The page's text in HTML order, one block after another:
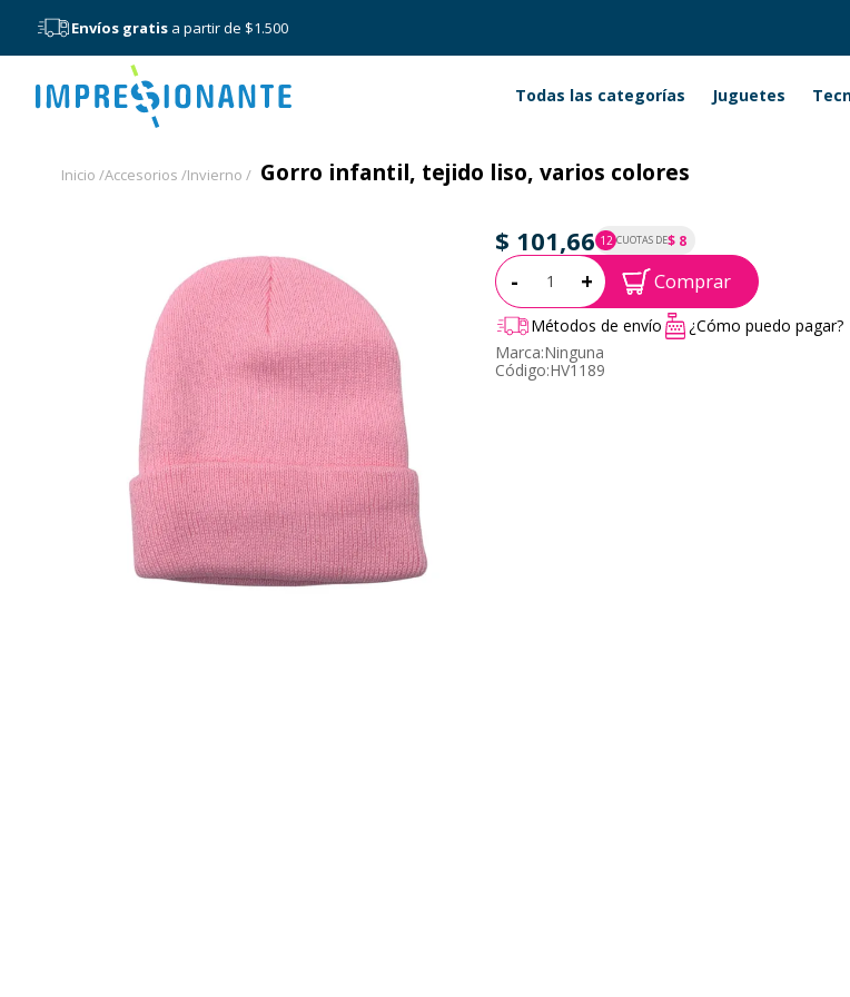
Envíos gratis a partir de $1.500
Menú Todas las categorías Juguetes
Inicio /Accesorios /Invierno / Gorro infantil, tejido liso, varios colores
$ 101,66 12 CUOTAS DE$ 8
P.T.F. $ 102
Cantidad:
- + Comprar
Métodos de envío
¿Cómo puedo pagar?
Marca:Ninguna
Código:HV1189